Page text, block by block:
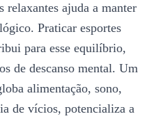
relaxantes ajuda a manter
Praticar esportes
para esse equilíbrio,
de descanso mental. Um
alimentação, sono,
de vícios, potencializa a